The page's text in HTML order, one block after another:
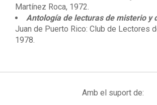
Martínez Roca, 1972.
Antología de lecturas de misterio y
Juan de Puerto Rico: Club de Lectores
1978.
Amb el suport de: